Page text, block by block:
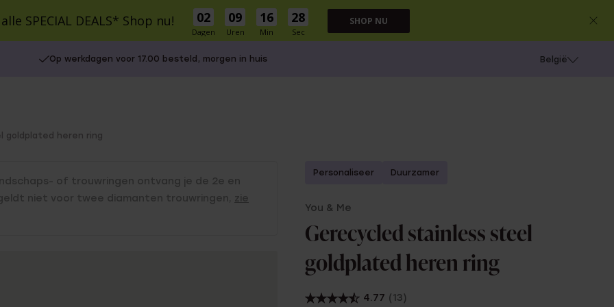
SPECIAL DEALS* Shop nu! 02
Dagen
09
Uren
16
Min
27
Sec
SHOP NU
Op werkdagen voor 17.00 besteld, morgen in huis België
Diamant
UITGELICHT
30
goldplated heren ring
of trouwringen ontvang je de 2e en
niet voor twee diamanten trouwringen, zie
Personaliseer Duurzamer
You & Me
Gerecycled stainless steel
goldplated heren ring
4.77 (13)